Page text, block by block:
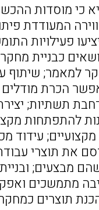
כי מוסדות
המעודדת
פעילויות
כבניית
למאמר; שיתוף
הכרת מודלים
תשתיות;
להתפתחות
מקצועיים; עידוד
את תוצרי
מבצעים;
מתמשכים
תוצרים